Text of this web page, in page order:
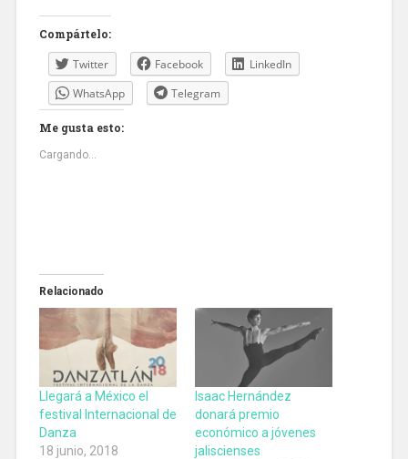
Compártelo:
Twitter Facebook
LinkedIn
WhatsApp
Telegram
Me gusta esto:
Cargando...
Relacionado
Llegará a México el
festival Internacional de
Danza
18 junio, 2018
Isaac Hernández
donará premio
económico a jóvenes
jaliscienses